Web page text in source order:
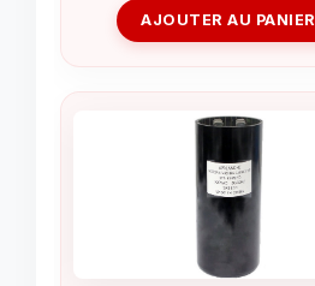
AJOUTER AU PANIER